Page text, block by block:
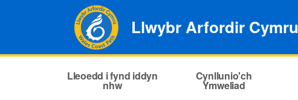
Llwybr Arfordir Cymru
Lleoedd i fynd iddyn
nhw
Cynllunio'ch
Ymweliad